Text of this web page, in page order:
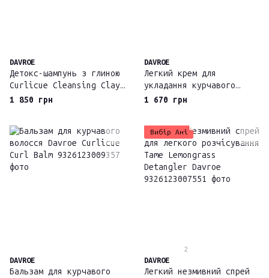
DAVROE
Детокс-шампунь з глиною
Curlicue Cleansing Clay
Shampoo Davroe 300 мл
1 850 грн
DAVROE
Легкий крем для
укладання курчавого
волосся Davroe Curl
1 670 грн
DAVROE
Бальзам для курчавого
Вибір Ані
2
DAVROE
Легкий незмивний спрей